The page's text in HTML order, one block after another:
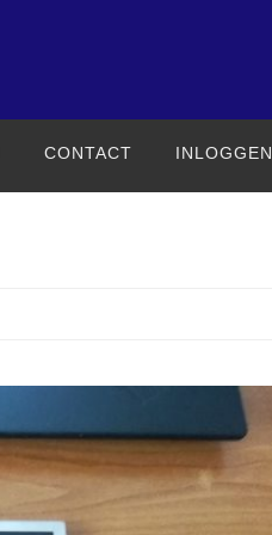
CONTACT INLOGGEN